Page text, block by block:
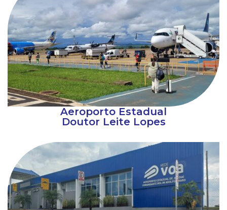
Aeroporto Estadual
Doutor Leite Lopes